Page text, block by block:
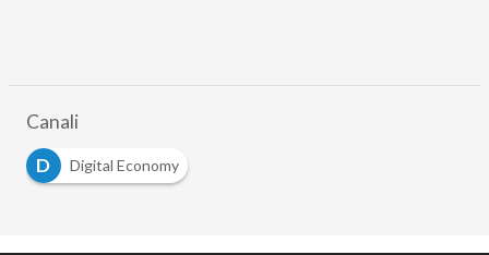
Canali
D
Digital Economy